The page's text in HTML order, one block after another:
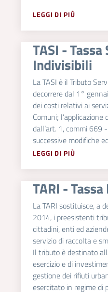
LEGGI DI PIÙ
TASI -
Indivisibili
La TASI è il Tributo
decorrere dal 1°
dei costi relativi ai
Comuni;
dall’art. 1, commi
successive modifiche
LEGGI DI PIÙ
TARI -
La TARI sostituisce, a
2014, i preesistenti
cittadini, enti ed
servizio di raccolta e
Il tributo è destinato
esercizio e di
gestione dei rifiuti
esercitato in regime di